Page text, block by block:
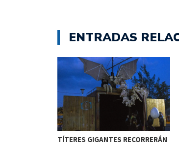
ENTRADAS
TÍTERES GIGANTES RECORRERÁN